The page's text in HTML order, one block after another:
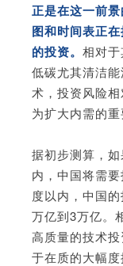
正是在这一前
图和时间表正
的投资。相对
低碳尤其清洁
术，投资风险
为扩大内需的重
据初步测算，
内，中国将需
度以内，中国
万亿到3万亿。
高质量的技术
于在质的大幅度